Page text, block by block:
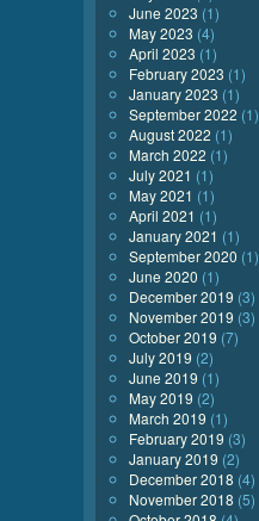
June 2023 (1)
May 2023 (4)
April 2023 (1)
February 2023 (1)
January 2023 (1)
September 2022 (1)
August 2022 (1)
March 2022 (1)
July 2021 (1)
May 2021 (1)
April 2021 (1)
January 2021 (1)
September 2020 (1)
June 2020 (1)
December 2019 (3)
November 2019 (3)
October 2019 (7)
July 2019 (2)
June 2019 (1)
May 2019 (2)
March 2019 (1)
February 2019 (3)
January 2019 (2)
December 2018 (4)
November 2018 (5)